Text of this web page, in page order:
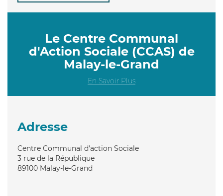
Le Centre Communal
d'Action Sociale (CCAS) de
Malay-le-Grand
En Savoir Plus
Adresse
Centre Communal d'action Sociale
3 rue de la République
89100 Malay-le-Grand